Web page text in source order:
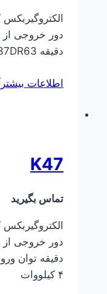
دقیقه K37DRS63 , K37DR63
اطلاعات بیشتر
K47
تماس بگیرید
۴ کیلووات